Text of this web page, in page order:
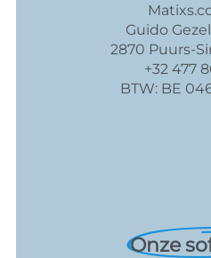
Guido
2870 Puurs-
+32 477
BTW: BE
Onze